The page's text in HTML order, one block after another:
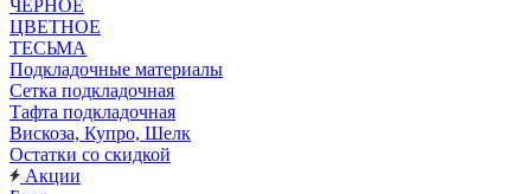
ЧЕРНОЕ
ЦВЕТНОЕ
ТЕСЬМА
Подкладочные материалы
Сетка подкладочная
Тафта подкладочная
Вискоза, Купро, Шелк
Остатки со скидкой
Акции